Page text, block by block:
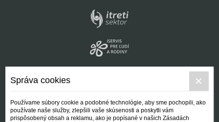
Správa cookies
Používame súbory cookie a podobné technológie, aby sme pochopili, ako
používate naše služby, zlepšili vaše skúsenosti a poskytli vám
prispôsobený obsah a reklamu, ako je popísané v našich Zásadách